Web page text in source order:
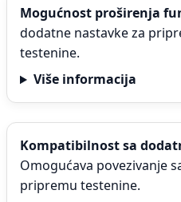
Mogućnost proširenja
dodatne nastavke za
testenine.
Više informacija
Kompatibilnost sa
Omogućava povezivanje
pripremu testenine.